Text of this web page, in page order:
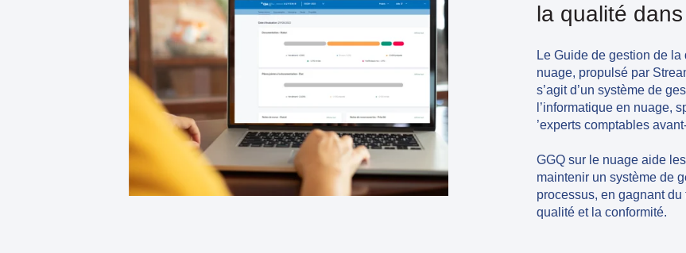
la qualité
Le Guide de gestion de
nuage, propulsé par
s’agit d’un système de
l’informatique en nuage,
’experts comptables
GGQ sur le nuage aide
maintenir un système de
processus, en gagnant
qualité et la conformité.